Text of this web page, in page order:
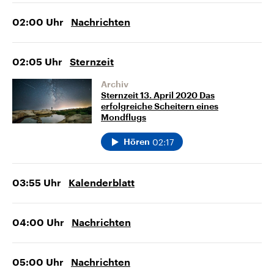
02:00 Uhr Nachrichten
02:05 Uhr Sternzeit
Archiv
Sternzeit 13. April 2020 Das
erfolgreiche Scheitern eines
Mondflugs
Hören 02:17
03:55 Uhr Kalenderblatt
04:00 Uhr Nachrichten
05:00 Uhr Nachrichten